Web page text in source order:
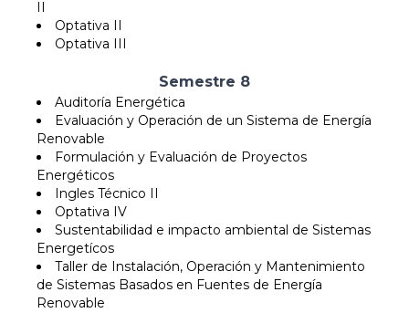
Optativa II
Optativa III
Semestre 8
Auditoría Energética
Evaluación y Operación de un Sistema de Energía
Renovable
Formulación y Evaluación de Proyectos
Energéticos
Ingles Técnico II
Optativa IV
Sustentabilidad e impacto ambiental de Sistemas
Energetícos
Taller de Instalación, Operación y Mantenimiento
de Sistemas Basados en Fuentes de Energía
Renovable